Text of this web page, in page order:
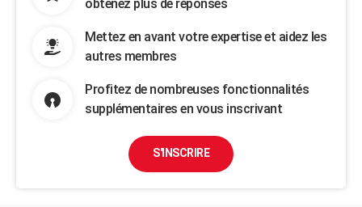
obtenez plus de réponses
Mettez en avant votre expertise et aidez les
autres membres
Profitez de nombreuses fonctionnalités
supplémentaires en vous inscrivant
S'INSCRIRE